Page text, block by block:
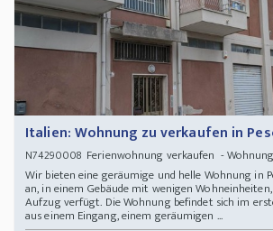
Italien: Wohnung zu verkaufen in
N74290008Ferienwohnung verkaufen - Wohnung
Wir bieten eine geräumige und helle Wohnung in
an, in einem Gebäude mit wenigen
Aufzug verfügt. Die Wohnung befindet sich im
aus einem Eingang, einem geräumigen ...